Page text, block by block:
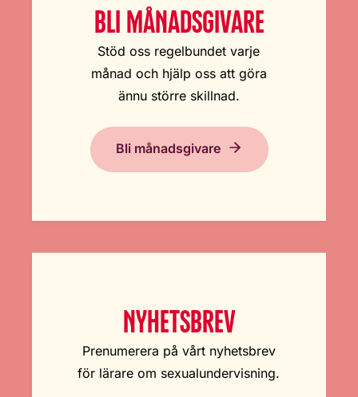
BLI MÅNADSGIVARE
Stöd oss regelbundet varje
månad och hjälp oss att göra
ännu större skillnad.
Bli månadsgivare
NYHETSBREV
Prenumerera på vårt nyhetsbrev
för lärare om sexualundervisning.